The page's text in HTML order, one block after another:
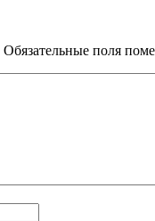
Обязательные поля